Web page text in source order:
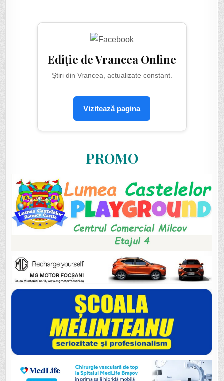
Ediție de Vrancea Online
Știri din Vrancea, actualizate constant.
Vizitează pagina
PROMO